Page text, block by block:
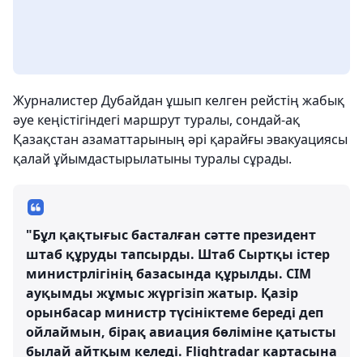
Журналистер Дубайдан ұшып келген рейстің жабық
әуе кеңістігіндегі маршрут туралы, сондай-ақ
Қазақстан азаматтарының әрі қарайғы эвакуациясы
қалай ұйымдастырылатыны туралы сұрады.
"Бұл қақтығыс басталған сәтте президент
штаб құруды тапсырды. Штаб Сыртқы істер
министрлігінің базасында құрылды. СІМ
ауқымды жұмыс жүргізіп жатыр. Қазір
орынбасар министр түсініктеме береді деп
ойлаймын, бірақ авиация бөліміне қатысты
былай айтқым келеді. Flightradar картасына